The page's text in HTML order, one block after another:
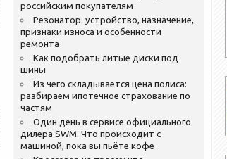
российским покупателям
Резонатор: устройство, назначение,
признаки износа и особенности
ремонта
Как подобрать литые диски под
шины
Из чего складывается цена полиса:
разбираем ипотечное страхование по
частям
Один день в сервисе официального
дилера SWM. Что происходит с
машиной, пока вы пьёте кофе